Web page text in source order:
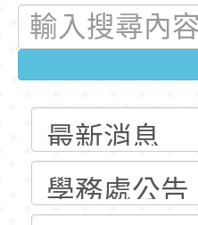
走」動畫
員健康
心」，
清華光
動時代
教師韌性
轉環境
程」
轉農業
「115年
訓練課
錄取公
民小學
東門國